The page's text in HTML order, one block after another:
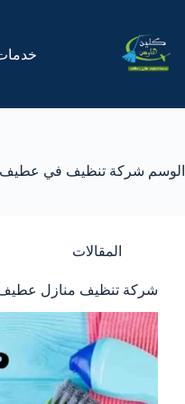
المحتوى
الوسم شركة تنظيف في عطيف
المقالات
شركة تنظيف منازل